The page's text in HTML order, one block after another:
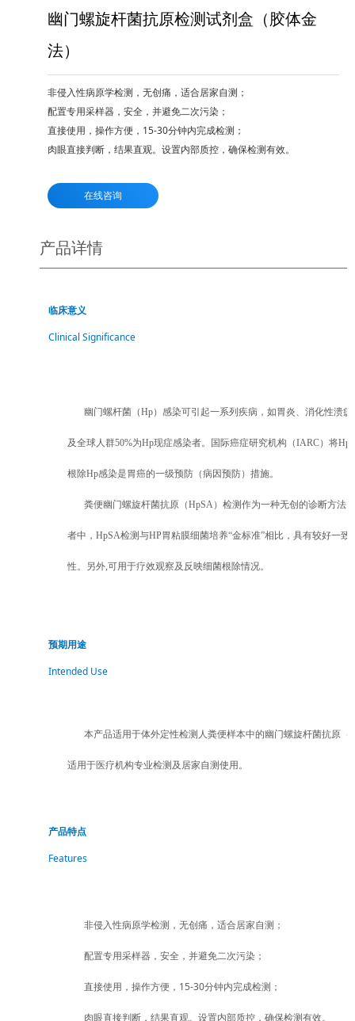
幽门螺旋杆菌抗原检测试剂盒（胶体金
法）
非侵入性病原学检测，无创痛，适合居家自测；
配置专用采样器，安全，并避免二次污染；
直接使用，操作方便，15-30分钟内完成检测；
肉眼直接判断，结果直观。设置内部质控，确保检测有效。
在线咨询
产品详情
临床意义
Clinical Significance
幽门螺杆菌（Hp）感染可引起一系列疾病，如胃炎、消化性溃
及全球人群50%为Hp现症感染者。国际癌症研究机构（IARC）将Hp
根除Hp感染是胃癌的一级预防（病因预防）措施。
粪便幽门螺旋杆菌抗原（HpSA）检测作为一种无创的诊断方法
者中，HpSA检测与HP胃粘膜细菌培养“金标准”相比，具有较好一
性。另外,可用于疗效观察及反映细菌根除情况。
预期用途
Intended Use
本产品适用于体外定性检测人粪便样本中的幽门螺旋杆菌抗原（
适用于医疗机构专业检测及居家自测使用。
产品特点
Features
非侵入性病原学检测，无创痛，适合居家自测；
配置专用采样器，安全，并避免二次污染；
直接使用，操作方便，15-30分钟内完成检测；
肉眼直接判断，结果直观。设置内部质控，确保检测有效。